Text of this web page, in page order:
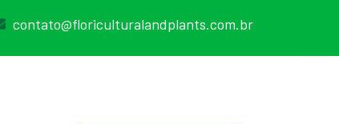
contato@floriculturalandplants.com.br